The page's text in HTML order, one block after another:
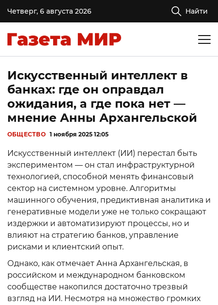
Четверг, 6 августа 2026 Найти
Искусственный интеллект в
банках: где он оправдал
ожидания, а где пока нет —
мнение Анны Архангельской
ОБЩЕСТВО 1 ноября 2025 12:05
Искусственный интеллект (ИИ) перестал быть
экспериментом — он стал инфраструктурной
технологией, способной менять финансовый
сектор на системном уровне. Алгоритмы
машинного обучения, предиктивная аналитика и
генеративные модели уже не только сокращают
издержки и автоматизируют процессы, но и
влияют на стратегию банков, управление
рисками и клиентский опыт.
Однако, как отмечает Анна Архангельская, в
российском и международном банковском
сообществе накопился достаточно трезвый
взгляд на ИИ. Несмотря на множество громких